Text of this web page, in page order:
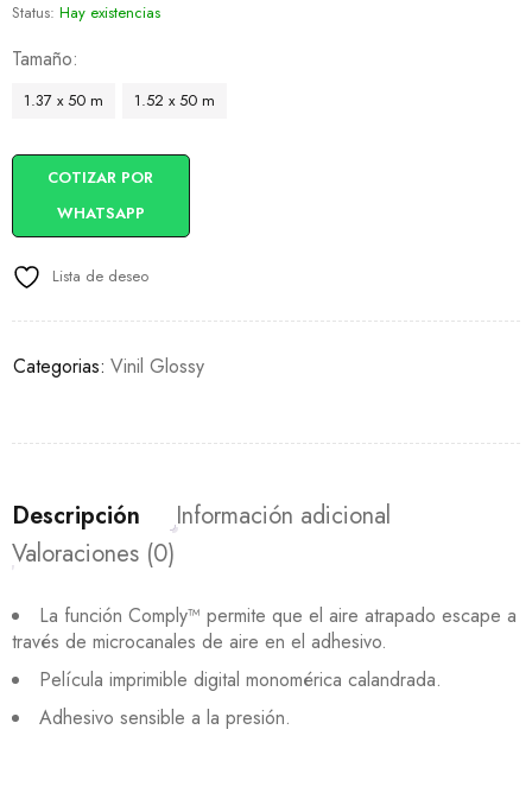
Status: Hay existencias
Tamaño
1.37 x 50 m 1.52 x 50 m
COTIZAR POR
WHATSAPP
Lista de deseo
Categorias: Vinil Glossy
Descripción
Información adicional
Valoraciones (0)
La función Comply™ permite que el aire atrapado escape a
través de microcanales de aire en el adhesivo.
Película imprimible digital monomérica calandrada.
Adhesivo sensible a la presión.